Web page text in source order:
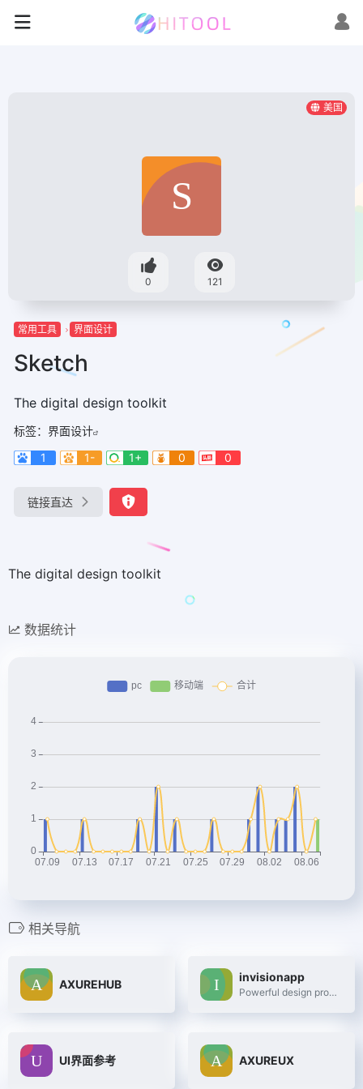
美国
0 121
常用工具 界面设计
Sketch
The digital design toolkit
标签： 界面设计
1
1- 1+ 0 0
链接直达
The digital design toolkit
数据统计
相关导航
AXUREHUB
invisionapp
Powerful design prototyping tools
UI界面参考 AXUREUX